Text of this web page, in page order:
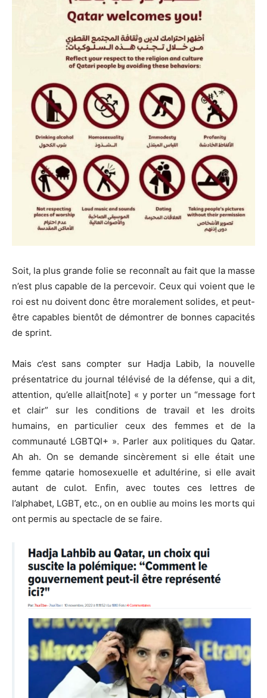
Soit, la plus grande folie se reconnaît au fait que la masse
n’est plus capable de la percevoir. Ceux qui voient que le
roi est nu doivent donc être moralement solides, et peut-
être capables bientôt de démontrer de bonnes capacités
de sprint.
Mais c’est sans compter sur Hadja Labib, la nouvelle
présentatrice du journal télévisé de la défense, qui a dit,
attention, qu’elle allait[note] « y porter un “message fort
et clair” sur les conditions de travail et les droits
humains, en particulier ceux des femmes et de la
communauté LGBTQI+ ». Parler aux politiques du Qatar.
Ah ah. On se demande sincèrement si elle était une
femme qatarie homosexuelle et adultérine, si elle avait
autant de culot. Enfin, avec toutes ces lettres de
l’alphabet, LGBT, etc., on en oublie au moins les morts qui
ont permis au spectacle de se faire.